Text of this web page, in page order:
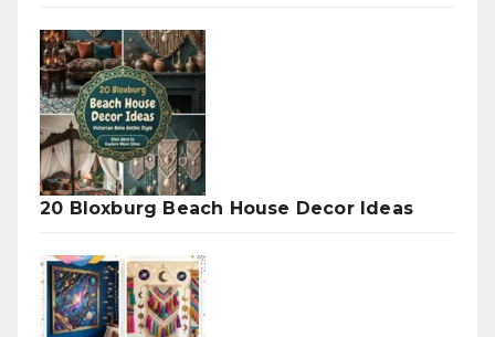
20 Bloxburg Beach House Decor Ideas